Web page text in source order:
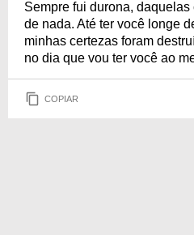
Sempre fui durona,
de nada. Até ter você longe
minhas certezas foram
no dia que vou ter você ao
COPIAR